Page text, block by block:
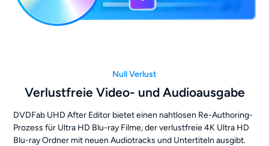
Null Verlust
Verlustfreie Video- und Audioausgabe
DVDFab UHD After Editor bietet einen nahtlosen Re-Authoring-
Prozess für Ultra HD Blu-ray Filme, der verlustfreie 4K Ultra HD
Blu-ray Ordner mit neuen Audiotracks und Untertiteln ausgibt.